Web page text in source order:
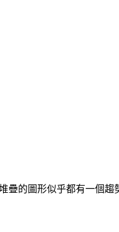
疊的圖形似乎都有一個